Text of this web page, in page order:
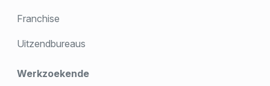
Franchise
Uitzendbureaus
Werkzoekende